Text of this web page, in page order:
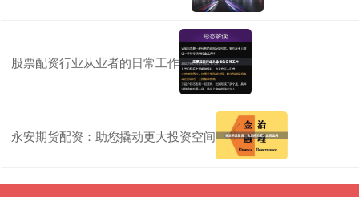
股票配资行业从业者的日常工作
永安期货配资：助您撬动更大投资空间